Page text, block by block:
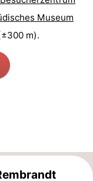
Museum
m).